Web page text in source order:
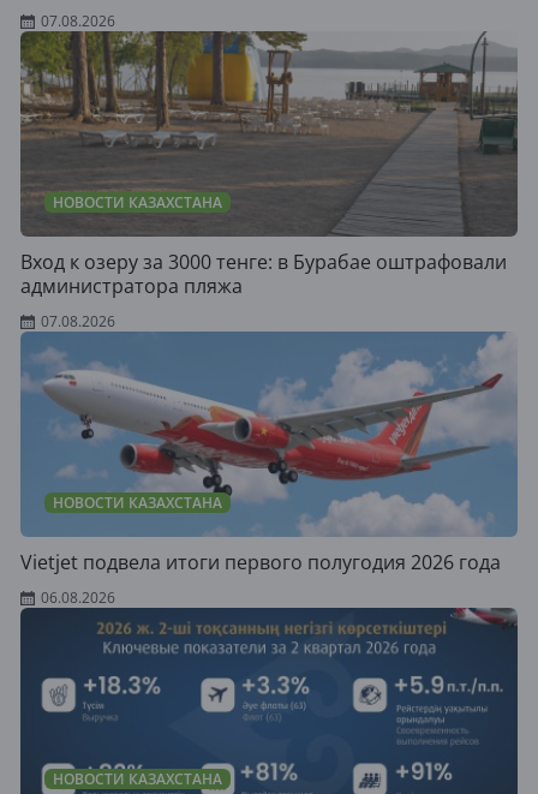
07.08.2026
НОВОСТИ КАЗАХСТАНА
Вход к озеру за 3000 тенге: в Бурабае оштрафовали
администратора пляжа
07.08.2026
НОВОСТИ КАЗАХСТАНА
Vietjet подвела итоги первого полугодия 2026 года
06.08.2026
НОВОСТИ КАЗАХСТАНА